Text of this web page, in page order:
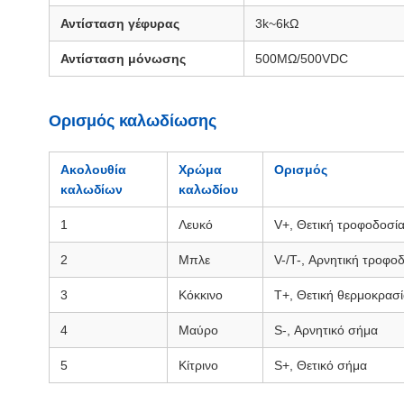
Αντίσταση γέφυρας 3k~6kΩ
Αντίσταση μόνωσης 500MΩ/500VDC
Ορισμός καλωδίωσης
Ακολουθία
καλωδίων
Χρώμα
καλωδίου
Ορισμός
1 Λευκό V+, Θετική τροφοδοσία
2 Μπλε V-/T-, Αρνητική
3 Κόκκινο T+, Θετική
4 Μαύρο S-, Αρνητικό σήμα
5 Κίτρινο S+, Θετικό σήμα